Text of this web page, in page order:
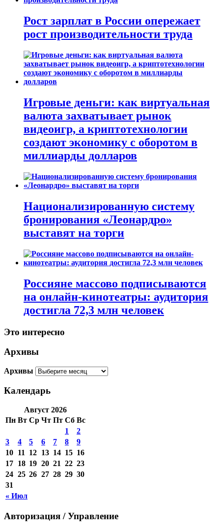
Рост зарплат в России опережает
рост производительности труда
Игровые деньги: как виртуальная
валюта захватывает рынок
видеоигр, а криптотехнологии
создают экономику с оборотом в
миллиарды долларов
Национализированную систему
бронирования «Леонардро»
выставят на торги
Россияне массово подписываются
на онлайн-кинотеатры: аудитория
достигла 72,3 млн человек
Это интересно
Архивы
Архивы
Календарь
Август 2026
Пн Вт Ср Чт Пт Сб Вс
« Июл
1
2
3
4 5 6 7 8
9
10 11 12 13 14 15 16
17 18 19 20 21 22 23
24 25 26 27 28 29 30
31
Авторизация / Управление